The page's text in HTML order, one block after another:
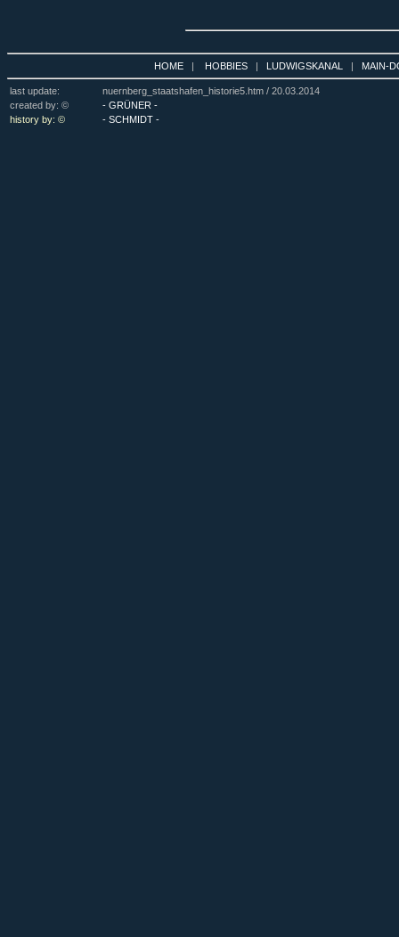
HOME | HOBBIES | LUDWIGSKANAL | MAIN-
last update: nuernberg_staatshafen_historie5.htm / 20.03.2014
created by: ©
- GRÜNER -
history by: ©
- SCHMIDT -